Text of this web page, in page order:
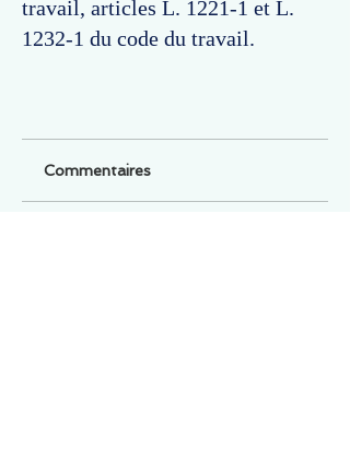
travail, articles L. 1221-1 et L.
1232-1 du code du travail.
Commentaires